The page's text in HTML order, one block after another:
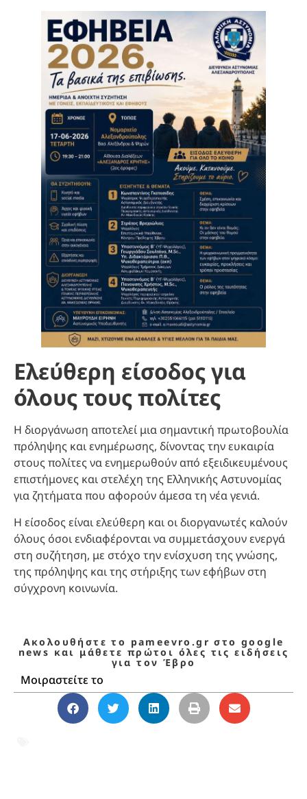
Ελεύθερη είσοδος για
όλους τους πολίτες
Η διοργάνωση αποτελεί μια σημαντική πρωτοβουλία
πρόληψης και ενημέρωσης, δίνοντας την ευκαιρία
στους πολίτες να ενημερωθούν από εξειδικευμένους
επιστήμονες και στελέχη της Ελληνικής Αστυνομίας
για ζητήματα που αφορούν άμεσα τη νέα γενιά.
Η είσοδος είναι ελεύθερη και οι διοργανωτές καλούν
όλους όσοι ενδιαφέρονται να συμμετάσχουν ενεργά
στη συζήτηση, με στόχο την ενίσχυση της γνώσης,
της πρόληψης και της στήριξης των εφήβων στη
σύγχρονη κοινωνία.
Ακολουθήστε το pameevro.gr στο google
news και μάθετε πρώτοι όλες τις ειδήσεις
για τον Έβρο
Μοιραστείτε το